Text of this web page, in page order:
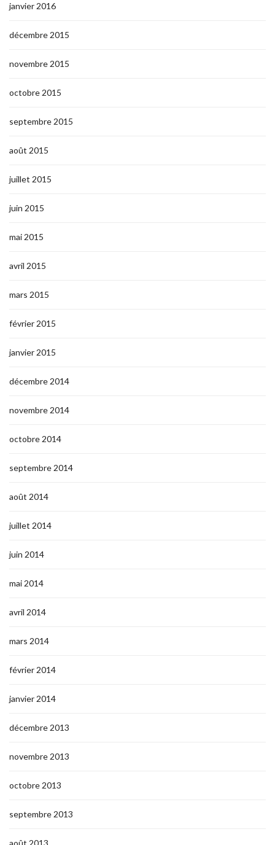
janvier 2016
décembre 2015
novembre 2015
octobre 2015
septembre 2015
août 2015
juillet 2015
juin 2015
mai 2015
avril 2015
mars 2015
février 2015
janvier 2015
décembre 2014
novembre 2014
octobre 2014
septembre 2014
août 2014
juillet 2014
juin 2014
mai 2014
avril 2014
mars 2014
février 2014
janvier 2014
décembre 2013
novembre 2013
octobre 2013
septembre 2013